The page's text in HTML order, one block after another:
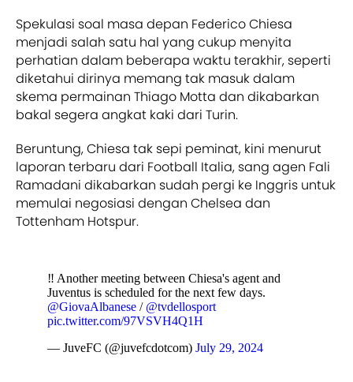
Spekulasi soal masa depan Federico Chiesa
menjadi salah satu hal yang cukup menyita
perhatian dalam beberapa waktu terakhir, seperti
diketahui dirinya memang tak masuk dalam
skema permainan Thiago Motta dan dikabarkan
bakal segera angkat kaki dari Turin.
Beruntung, Chiesa tak sepi peminat, kini menurut
laporan terbaru dari Football Italia, sang agen Fali
Ramadani dikabarkan sudah pergi ke Inggris untuk
memulai negosiasi dengan Chelsea dan
Tottenham Hotspur.
‼️ Another meeting between Chiesa's agent and
Juventus is scheduled for the next few days.
@GiovaAlbanese / @tvdellosport
pic.twitter.com/97VSVH4Q1H
— JuveFC (@juvefcdotcom) July 29, 2024